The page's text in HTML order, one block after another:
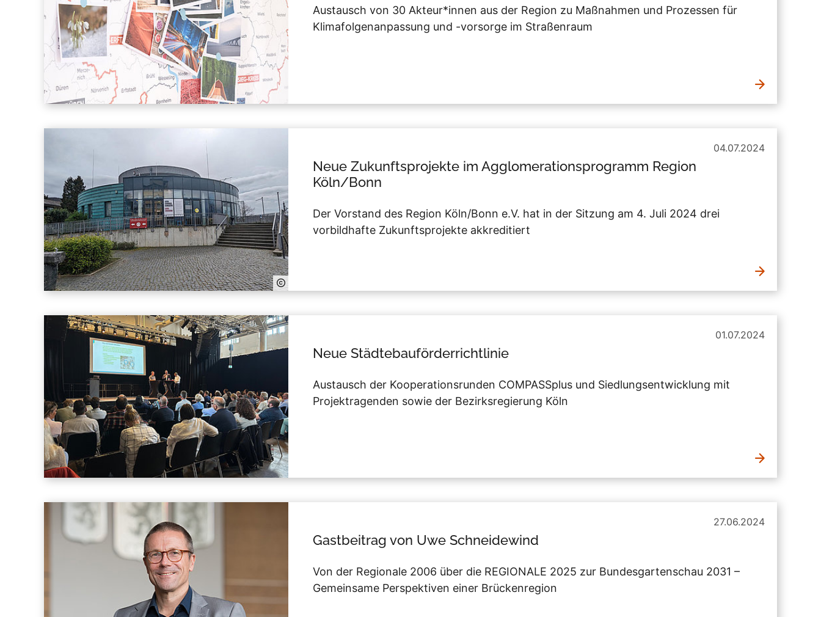
Austausch von 30 Akteur*innen aus der Region zu Maßnahmen und Prozessen für
Klimafolgenanpassung und -vorsorge im Straßenraum
04.07.2024
Neue Zukunftsprojekte im Agglomerationsprogramm Region
Köln/Bonn
Der Vorstand des Region Köln/Bonn e.V. hat in der Sitzung am 4. Juli 2024 drei
vorbildhafte Zukunftsprojekte akkreditiert
01.07.2024
Neue Städtebauförderrichtlinie
Austausch der Kooperationsrunden COMPASSplus und Siedlungsentwicklung mit
Projektragenden sowie der Bezirksregierung Köln
27.06.2024
Gastbeitrag von Uwe Schneidewind
Von der Regionale 2006 über die REGIONALE 2025 zur Bundesgartenschau 2031 –
Gemeinsame Perspektiven einer Brückenregion